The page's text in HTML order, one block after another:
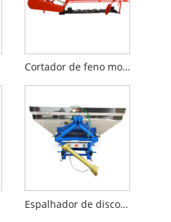
Cortador de feno montado em trator
Espalhador de disco montado